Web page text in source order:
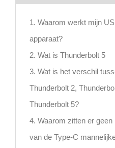
1. Waarom werkt mijn
apparaat?
2. Wat is Thunderbolt 5
3. Wat is het verschil
Thunderbolt 2,
Thunderbolt 5?
4. Waarom zitten er
van de Type-C